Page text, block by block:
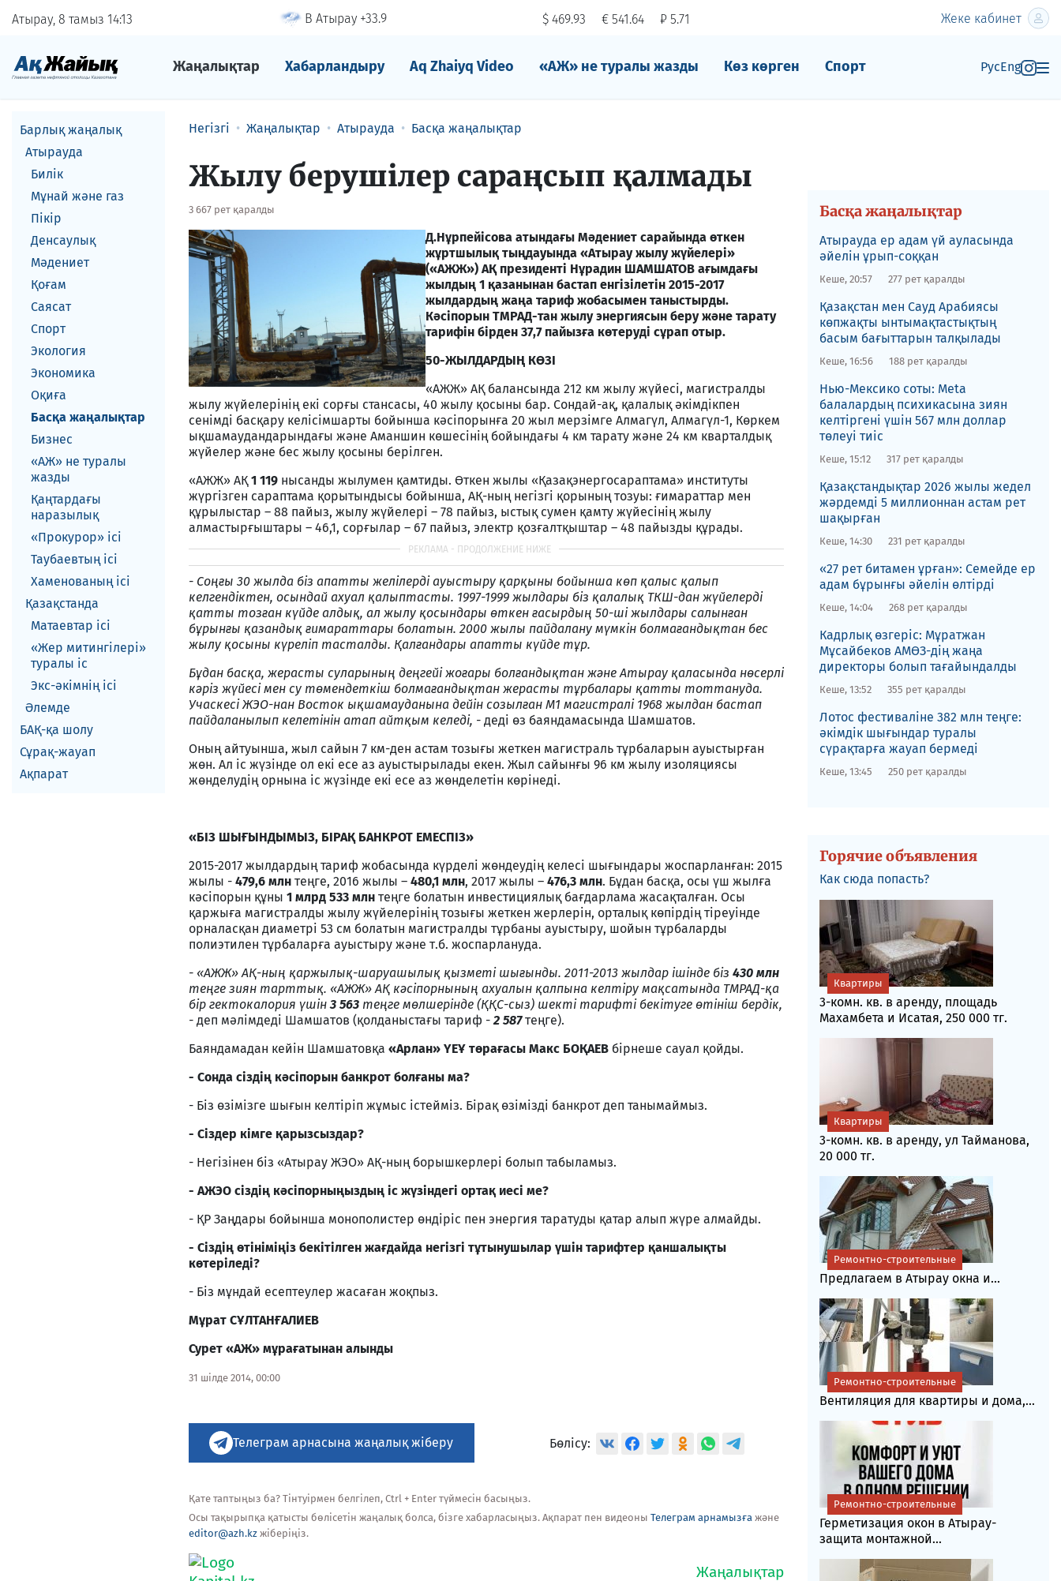
Атырау, 8 тамыз 1413 В Атырау +33.9 $ 469.93 € 541.64 ₽ 5.71 Жеке кабинет
Жаңалықтар Хабарландыру Aq Zhaiyq Video «АЖ» не туралы жазды Көз көрген Спорт РусEng
Барлық жаңалық
Атырауда
Билік
Мұнай және газ
Пікір
Денсаулық
Мәдениет
Қоғам
Саясат
Спорт
Экология
Экономика
Оқиға
Басқа жаңалықтар
Бизнес
«АЖ» не туралы
жазды
Қаңтардағы
наразылық
«Прокурор» ісі
Таубаевтың ісі
Хаменованың ісі
Қазақстанда
Матаевтар ici
«Жер митингілері»
туралы іс
Экс-әкiмнiң iсi
Әлемде
БАҚ-қа шолу
Сұрақ-жауап
Ақпарат
Негізгі Жаңалықтар Атырауда Басқа жаңалықтар
Жылу берушілер сараңсып қалмады
3 667 рет қаралды
Д.Нұрпейісова атындағы Мәдениет сарайында өткен
жұртшылық тыңдауында «Атырау жылу жүйелері»
(«АЖЖ») АҚ президенті Нұрадин ШАМШАТОВ ағымдағы
жылдың 1 қазанынан бастап енгізілетін 2015-2017
жылдардың жаңа тариф жобасымен таныстырды.
Кәсіпорын ТМРАД-тан жылу энергиясын беру және тарату
тарифін бірден 37,7 пайызға көтеруді сұрап отыр.
50-ЖЫЛДАРДЫҢ КӨЗІ
«АЖЖ» АҚ балансында 212 км жылу жүйесі, магистралды
жылу жүйелерінің екі сорғы стансасы, 40 жылу қосыны бар. Сондай-ақ, қалалық әкімдікпен
сенімді басқару келісімшарты бойынша кәсіпорынға 20 жыл мерзімге Алмагүл, Алмагүл-1, Көркем
ықшамаудандарындағы және Аманшин көшесінің бойындағы 4 км тарату және 24 км кварталдық
жүйелер және бес жылу қосыны берілген.
«АЖЖ» АҚ1 119 нысанды жылумен қамтиды. Өткен жылы «Қазақэнергосараптама» институты
жүргізген сараптама қорытындысы бойынша, АҚ-ның негізгі қорының тозуы: ғимараттар мен
құрылыстар – 88 пайыз, жылу жүйелері – 78 пайыз, ыстық сумен қамту жүйесінің жылу
алмастырғыштары – 46,1, сорғылар – 67 пайыз, электр қозғалтқыштар – 48 пайызды құрады.
- Соңғы 30 жылда біз апатты желілерді ауыстыру қарқыны бойынша көп қалыс қалып
келгендіктен, осындай ахуал қалыптасты. 1997-1999 жылдары біз қалалық ТКШ-дан жүйелерді
қатты тозған күйде алдық, ал жылу қосындары өткен ғасырдың 50-ші жылдары салынған
бұрынғы қазандық ғимараттары болатын. 2000 жылы пайдалану мүмкін болмағандықтан бес
жылу қосыны күреліп тасталды. Қалғандары апатты күйде тұр.
Бұдан басқа, жерасты суларының деңгейі жоғары болғандықтан және Атырау қаласында нөсерлі
кәріз жүйесі мен су төмендеткіш болмағандықтан жерасты тұрбалары қатты тоттануда.
Учаскесі ЖЭО-нан Восток ықшамауданына дейін созылған М1 магистралі 1968 жылдан бастап
пайдаланылып келетінін атап айтқым келеді, - деді өз баяндамасында Шамшатов.
Оның айтуынша, жыл сайын 7 км-ден астам тозығы жеткен магистраль тұрбаларын ауыстырған
жөн. Ал іс жүзінде ол екі есе аз ауыстырылады екен. Жыл сайынғы 96 км жылу изоляциясы
жөнделудің орнына іс жүзінде екі есе аз жөнделетін көрінеді.
«БІЗ ШЫҒЫНДЫМЫЗ, БІРАҚ БАНКРОТ ЕМЕСПІЗ»
2015-2017 жылдардың тариф жобасында күрделі жөндеудің келесі шығындары жоспарланған: 2015
жылы - 479,6 млн теңге, 2016 жылы – 480,1 млн, 2017 жылы – 476,3 млн. Бұдан басқа, осы үш жылға
кәсіпорын құны 1 млрд 533 млн теңге болатын инвестициялық бағдарлама жасақталған. Осы
қаржыға магистралды жылу жүйелерінің тозығы жеткен жерлерін, орталық көпірдің тіреуінде
орналасқан диаметрі 53 см болатын магистралды тұрбаны ауыстыру, шойын тұрбаларды
полиэтилен тұрбаларға ауыстыру және т.б. жоспарлануда.
- «АЖЖ» АҚ-ның қаржылық-шаруашылық қызметі шығынды. 2011-2013 жылдар ішінде біз 430 млн
теңге зиян тарттық. «АЖЖ» АҚ кәсіпорнының ахуалын қалпына келтіру мақсатында ТМРАД-қа
бір гектокалория үшін3 563 теңге мөлшерінде (ҚҚС-сыз) шекті тарифті бекітуге өтініш бердік,
- деп мәлімдеді Шамшатов (қолданыстағы тариф - 2 587теңге).
Баяндамадан кейін Шамшатовқа «Арлан» ҮЕҰ төрағасы Макс БОҚАЕВ бірнеше сауал қойды.
- Сонда сіздің кәсіпорын банкрот болғаны ма?
- Біз өзімізге шығын келтіріп жұмыс істейміз. Бірақ өзімізді банкрот деп танымаймыз.
- Сіздер кімге қарызсыздар?
- Негізінен біз «Атырау ЖЭО» АҚ-ның борышкерлері болып табыламыз.
- АЖЭО сіздің кәсіпорныңыздың іс жүзіндегі ортақ иесі ме?
- ҚР Заңдары бойынша монополистер өндіріс пен энергия таратуды қатар алып жүре алмайды.
- Сіздің өтініміңіз бекітілген жағдайда негізгі тұтынушылар үшін тарифтер қаншалықты
көтеріледі?
- Біз мұндай есептеулер жасаған жоқпыз.
Мұрат СҰЛТАНҒАЛИЕВ
Сурет «АЖ» мұрағатынан алынды
31 шілде 2014, 00:00
Телеграм арнасына жаңалық жіберу Бөлісу:
Қате таптыңыз ба? Тінтуірмен белгілеп, Ctrl + Enter түймесін басыңыз.
Осы тақырыпқа қатысты бөлісетін жаңалық болса, бізге хабарласыңыз. Ақпарат пен видеоны Телеграм арнамызға және
editor@azh.kz жіберіңіз.
Басқа жаңалықтар
Атырауда ер адам үй ауласында
әйелін ұрып-соққан
Кеше, 20:57 277 рет қаралды
Қазақстан мен Сауд Арабиясы
көпжақты ынтымақтастықтың
басым бағыттарын талқылады
Кеше, 16:56 188 рет қаралды
Нью-Мексико соты​: Meta
балалардың психикасына зиян
келтіргені үшін 567 млн доллар
төлеуі тиіс
Кеше, 15:12 317 рет қаралды
Қазақстандықтар 2026 жылы жедел
жәрдемді 5 миллионнан астам рет
шақырған
Кеше, 14:30 231 рет қаралды
«27 рет битамен ұрған»: Семейде ер
адам бұрынғы әйелін өлтірді
Кеше, 14:04 268 рет қаралды
Кадрлық өзгеріс: Мұратжан
Мұсайбеков АМӨЗ-дің жаңа
директоры болып ​тағайындалды
Кеше, 13:52 355 рет қаралды
Лотос фестиваліне​ 382 млн теңге:
әкімдік шығындар туралы
сүрақтарға жауап бермеді
Кеше, 13:45 250 рет қаралды
Горячие объявления
Как сюда попасть?
3-комн. кв. в аренду, площадь
Махамбета и Исатая, 250 000 тг.
Квартиры
3-комн. кв. в аренду, ул Тайманова,
20 000 тг.
Квартиры
Предлагаем в Атырау окна и...
Ремонтно-строительные
Вентиляция для квартиры и дома,...
Ремонтно-строительные
Герметизация окон в Атырау-
защита монтажной...
Ремонтно-строительные